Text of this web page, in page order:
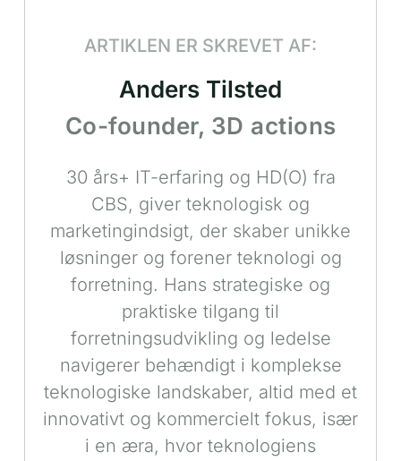
ARTIKLEN ER SKREVET AF:
Anders Tilsted
Co-founder, 3D actions
30 års+ IT-erfaring og HD(O) fra
CBS, giver teknologisk og
marketingindsigt, der skaber unikke
løsninger og forener teknologi og
forretning. Hans strategiske og
praktiske tilgang til
forretningsudvikling og ledelse
navigerer behændigt i komplekse
teknologiske landskaber, altid med et
innovativt og kommercielt fokus, især
i en æra, hvor teknologiens